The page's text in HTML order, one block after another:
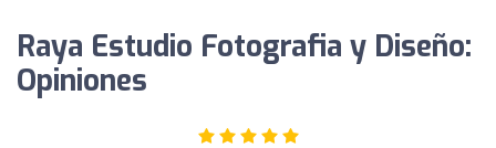
Raya Estudio Fotografia y Diseño:
Opiniones